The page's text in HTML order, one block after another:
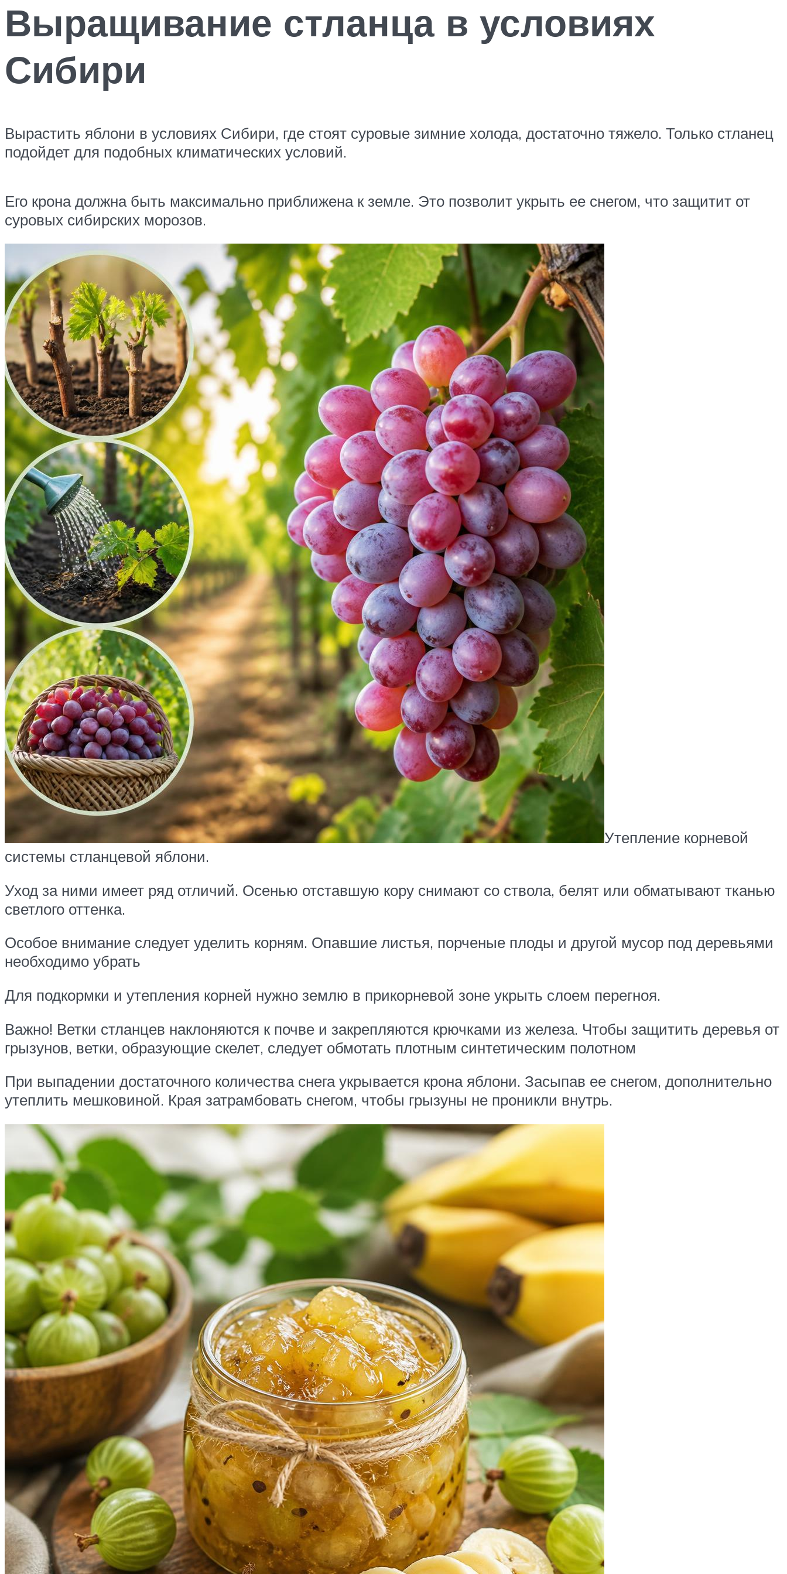
Выращивание стланца в условиях
Сибири
Вырастить яблони в условиях Сибири, где стоят суровые зимние холода, достаточно тяжело. Только стланец
подойдет для подобных климатических условий.
Его крона должна быть максимально приближена к земле. Это позволит укрыть ее снегом, что защитит от
суровых сибирских морозов.
Утепление корневой
системы стланцевой яблони.
Уход за ними имеет ряд отличий. Осенью отставшую кору снимают со ствола, белят или обматывают тканью
светлого оттенка.
Особое внимание следует уделить корням. Опавшие листья, порченые плоды и другой мусор под деревьями
необходимо убрать
Для подкормки и утепления корней нужно землю в прикорневой зоне укрыть слоем перегноя.
Важно! Ветки стланцев наклоняются к почве и закрепляются крючками из железа. Чтобы защитить деревья от
грызунов, ветки, образующие скелет, следует обмотать плотным синтетическим полотном
При выпадении достаточного количества снега укрывается крона яблони. Засыпав ее снегом, дополнительно
утеплить мешковиной. Края затрамбовать снегом, чтобы грызуны не проникли внутрь.